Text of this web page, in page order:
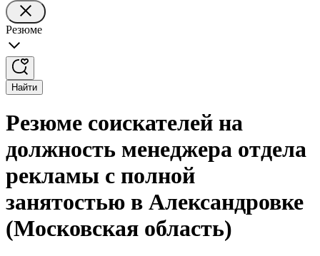
Резюме
Найти
Резюме соискателей на
должность менеджера отдела
рекламы с полной
занятостью в Александровке
(Московская область)